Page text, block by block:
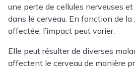
une perte de cellules nerveuses
dans le cerveau. En fonction de la
affectée, l’impact peut varier.
Elle peut résulter de diverses
affectent le cerveau de manière